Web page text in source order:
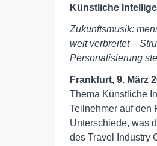
Künstliche
Zukunftsmusik:
weit verbreitet –
Personalisierung
Frankfurt, 9. März
Thema Künstliche
Teilnehmer auf den
Unterschiede, was
des Travel Industry